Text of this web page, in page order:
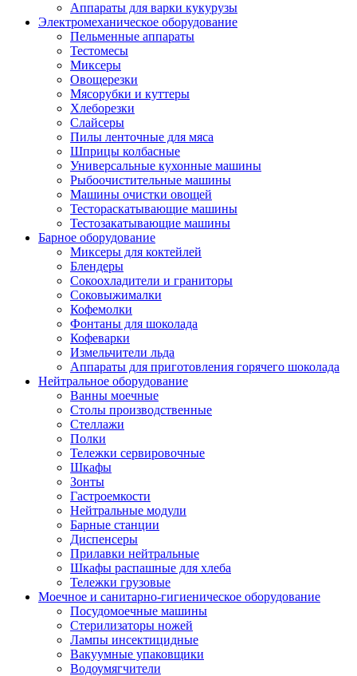
Аппараты для варки кукурузы
Электромеханическое оборудование
Пельменные аппараты
Тестомесы
Миксеры
Овощерезки
Мясорубки и куттеры
Хлеборезки
Слайсеры
Пилы ленточные для мяса
Шприцы колбасные
Универсальные кухонные машины
Рыбоочистительные машины
Машины очистки овощей
Тестораскатывающие машины
Тестозакатывающие машины
Барное оборудование
Миксеры для коктейлей
Блендеры
Сокоохладители и граниторы
Соковыжималки
Кофемолки
Фонтаны для шоколада
Кофеварки
Измельчители льда
Аппараты для приготовления горячего шоколада
Нейтральное оборудование
Ванны моечные
Столы производственные
Стеллажи
Полки
Тележки сервировочные
Шкафы
Зонты
Гастроемкости
Нейтральные модули
Барные станции
Диспенсеры
Прилавки нейтральные
Шкафы распашные для хлеба
Тележки грузовые
Моечное и санитарно-гигиеническое оборудование
Посудомоечные машины
Стерилизаторы ножей
Лампы инсектицидные
Вакуумные упаковщики
Водоумягчители